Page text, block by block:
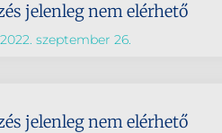
jelenleg nem elérhető
2022. szeptember 26.
jelenleg nem elérhető